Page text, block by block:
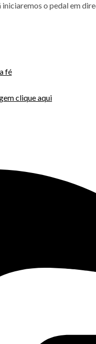
o pedal em
clique aqui